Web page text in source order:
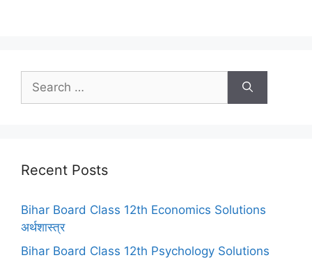
Search
for:
Recent Posts
Bihar Board Class 12th Economics Solutions
अर्थशास्त्र
Bihar Board Class 12th Psychology Solutions